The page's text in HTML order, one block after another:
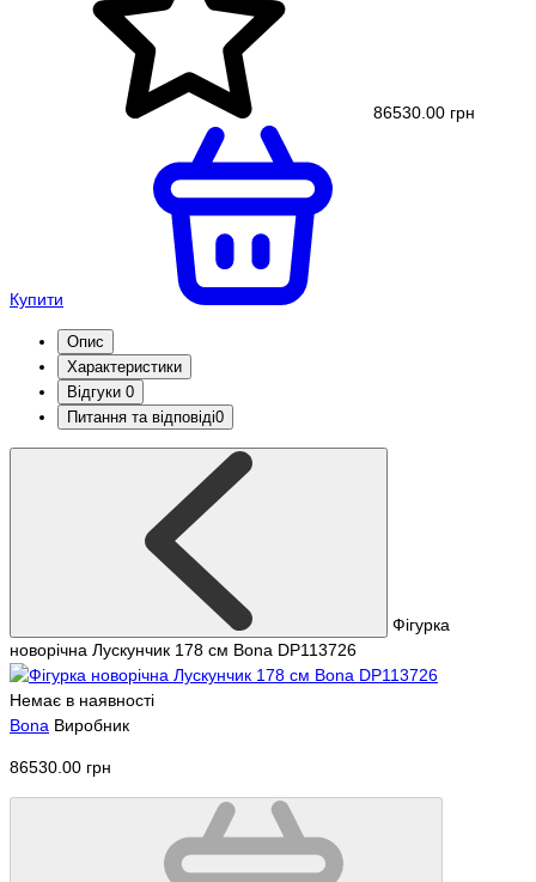
86530.00 грн
Купити
Опис
Характеристики
Відгуки 0
Питання та відповіді0
Фігурка
новорічна Лускунчик 178 см Bona DP113726
Немає в наявності
Bona Виробник
86530.00 грн